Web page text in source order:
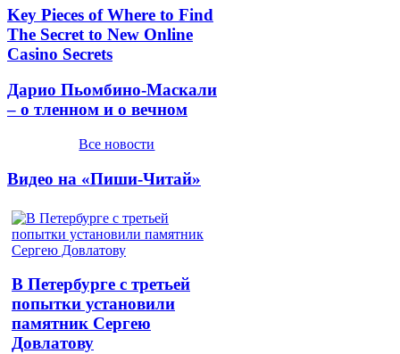
Key Pieces of Where to Find
The Secret to New Online
Casino Secrets
Дарио Пьомбино-Маскали
– о тленном и о вечном
Все новости
Видео на «Пиши-Читай»
В Петербурге с третьей
попытки установили
памятник Сергею
Довлатову